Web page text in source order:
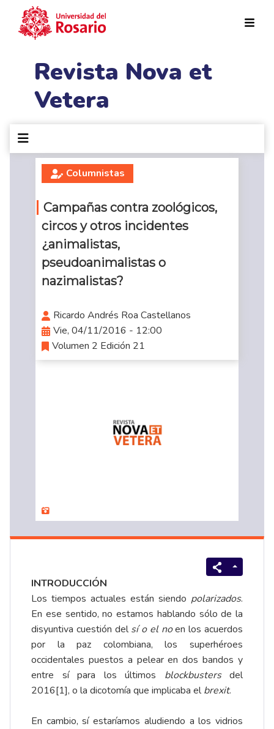
Revista Nova et
Vetera
Columnistas
Campañas contra zoológicos,
circos y otros incidentes
¿animalistas,
pseudoanimalistas o
nazimalistas?
Ricardo Andrés Roa Castellanos
Vie, 04/11/2016 - 12:00
Volumen 2 Edición 21
INTRODUCCIÓN
Los tiempos actuales están siendo polarizados.
En ese sentido, no estamos hablando sólo de la
disyuntiva cuestión delsí o el noen los acuerdos
por la paz colombiana, los superhéroes
occidentales puestos a pelear en dos bandos y
entre sí para los últimos blockbustersdel
2016[1], o la dicotomía que implicaba elbrexit.
En cambio, sí estaríamos aludiendo a los vidrios